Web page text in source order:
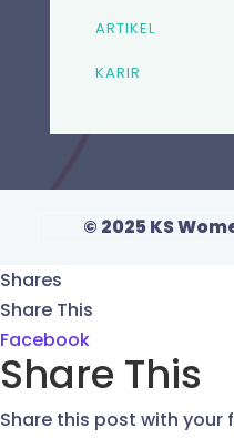
ARTIKEL
KARIR
© 2025 KS
Shares
Share This
Facebook
Share This
Share this post with your